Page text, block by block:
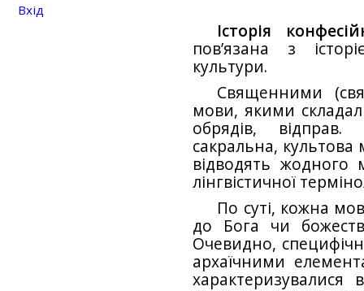
Історія
пов’язана з
культури.
Священними
мови, якими
обрядів,
сакральна,
відводять жодного
лінгвістичної
По суті, кожна
до Бога чи
Очевидно,
архаїчними
характеризувалися
Вхід